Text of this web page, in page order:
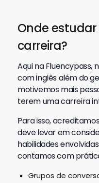
Onde
carreira?
Aqui na Fluencypass,
com inglês além do
motivemos mais
terem uma carreira
Para isso,
deve levar em
habilidades
contamos com
Grupos de